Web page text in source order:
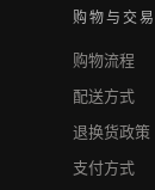
购物与交易
购物流程
配送方式
退换货政策
支付方式